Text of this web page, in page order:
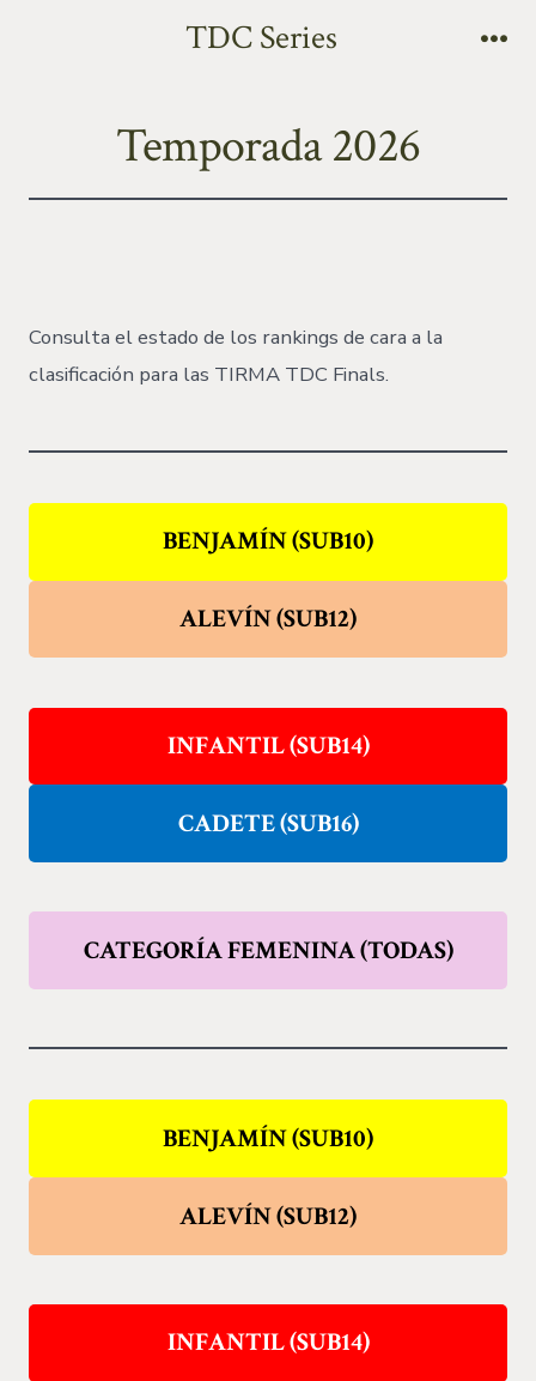
TDC Series
Temporada 2026
Consulta el estado de los rankings de cara a la
clasificación para las TIRMA TDC Finals.
BENJAMÍN (SUB10)
ALEVÍN (SUB12)
INFANTIL (SUB14)
CADETE (SUB16)
CATEGORÍA FEMENINA (TODAS)
BENJAMÍN (SUB10)
ALEVÍN (SUB12)
INFANTIL (SUB14)